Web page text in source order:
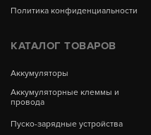
Политика конфиденциальности
КАТАЛОГ ТОВАРОВ
Аккумуляторы
Аккумуляторные клеммы и
провода
Пуско-зарядные устройства